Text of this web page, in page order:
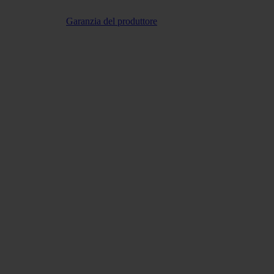
Garanzia del produttore